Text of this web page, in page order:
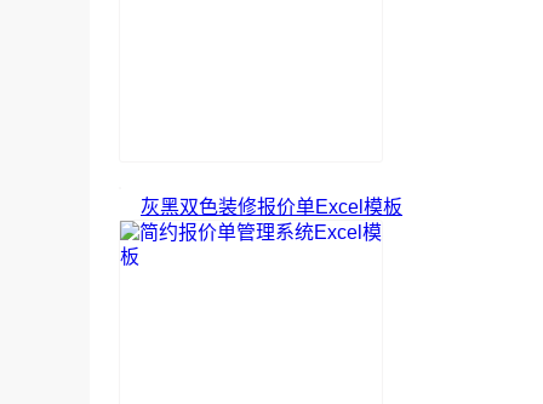
灰黑双色装修报价单Excel模板